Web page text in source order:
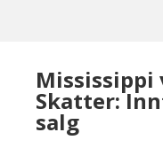
Mississippi
Skatter:
salg